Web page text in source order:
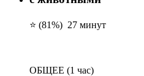
⭐ (81%) 27 минут
ОБЩЕЕ (1 час)